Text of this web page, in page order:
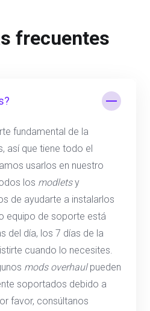
frecuentes
fundamental de la
así que tiene todo el
usarlos en nuestro
los modletsy
de ayudarte a instalarlos
equipo de soporte está
del día, los 7 días de la
cuando lo necesites.
mods overhaulpueden
soportados debido a
favor, consúltanos